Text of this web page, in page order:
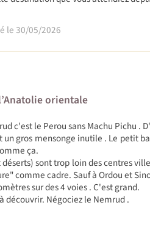
le 30/05/2026
orientale
c'est le Perou sans Machu Pichu .
un gros mensonge inutile . Le petit
ça.
sont trop loin des centres
comme cadre. Sauf à Ordou et
sur des 4 voies . C'est grand.
découvrir. Négociez le Nemrud .